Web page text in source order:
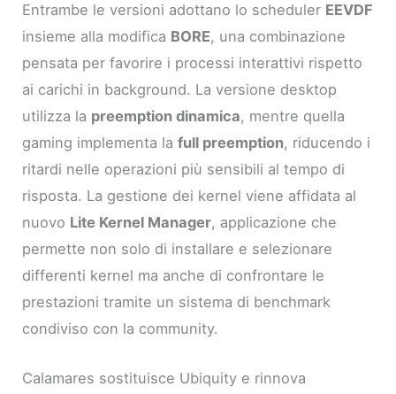
Entrambe le versioni adottano lo scheduler EEVDF
insieme alla modifica BORE, una combinazione
pensata per favorire i processi interattivi rispetto
ai carichi in background. La versione desktop
utilizza la preemption dinamica, mentre quella
gaming implementa lafull preemption, riducendo i
ritardi nelle operazioni più sensibili al tempo di
risposta. La gestione dei kernel viene affidata al
nuovo Lite Kernel Manager, applicazione che
permette non solo di installare e selezionare
differenti kernel ma anche di confrontare le
prestazioni tramite un sistema di benchmark
condiviso con la community.
Calamares sostituisce Ubiquity e rinnova